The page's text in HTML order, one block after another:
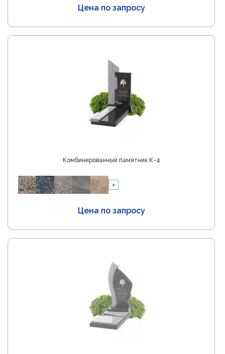
Цена по запросу
Комбинированный памятник К-4
Цена по запросу